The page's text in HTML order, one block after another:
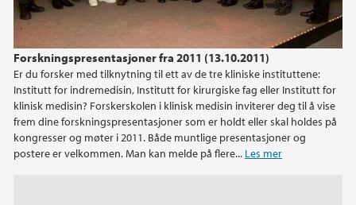
Forskningspresentasjoner fra 2011 (13.10.2011)
Er du forsker med tilknytning til ett av de tre kliniske instituttene:
Institutt for indremedisin, Institutt for kirurgiske fag eller Institutt for
klinisk medisin? Forskerskolen i klinisk medisin inviterer deg til å vise
frem dine forskningspresentasjoner som er holdt eller skal holdes på
kongresser og møter i 2011. Både muntlige presentasjoner og
postere er velkommen. Man kan melde på flere... Les mer